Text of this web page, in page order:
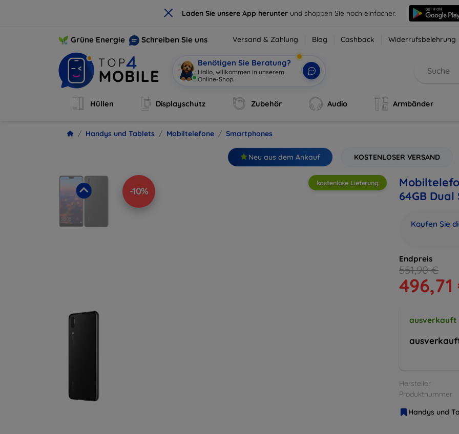
× Laden Sie unsere App herunter und shoppen Sie noch einfacher.
Grüne Energie Schreiben Sie uns Versand & Zahlung Blog Cashback Widerrufsbelehrung
Benötigen Sie Beratung?
Hallo, willkommen in un|
Hüllen Displayschutz Zubehör Audio Armbänder
Handys und Tablets Mobiltelefone Smartphones
Neu aus dem Ankauf KOSTENLOSER VERSAND
-10%
kostenlose Lieferung
64GB Dual
Kaufen Sie
Endpreis
551,90 €
496,71
ausverkauft
Hersteller
Produktnummer
Handys und